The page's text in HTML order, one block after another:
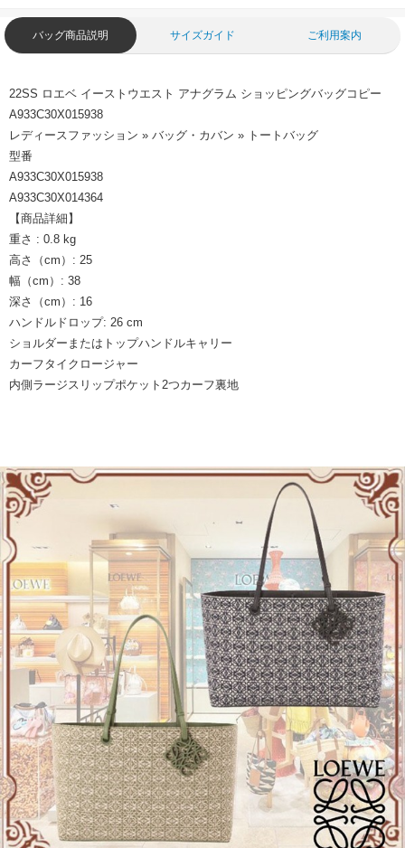
バッグ商品説明 サイズガイド ご利用案内
22SS ロエベ イーストウエスト アナグラム ショッピングバッグコピー
A933C30X015938
レディースファッション » バッグ・カバン » トートバッグ
型番
A933C30X015938
A933C30X014364
【商品詳細】
重さ : 0.8 kg
高さ（cm）: 25
幅（cm）: 38
深さ（cm）: 16
ハンドルドロップ: 26 cm
ショルダーまたはトップハンドルキャリー
カーフタイクロージャー
内側ラージスリップポケット2つカーフ裏地